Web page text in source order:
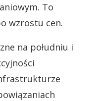
To
wzrostu cen.
na południu i